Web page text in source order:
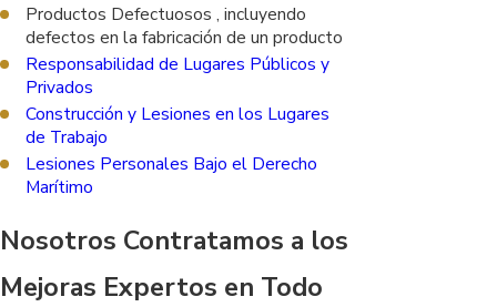
Productos Defectuosos , incluyendo
defectos en la fabricación de un producto
Responsabilidad de Lugares Públicos y
Privados
Construcción y Lesiones en los Lugares
de Trabajo
Lesiones Personales Bajo el Derecho
Marítimo
Nosotros Contratamos a los
Mejoras Expertos en Todo